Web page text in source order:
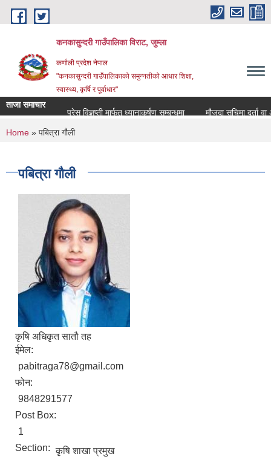
Skip to main content
कनकासुन्दरी गाउँपालिका विराट, जुम्ला
कर्णाली प्रदेश नेपाल
"कनकासुन्दरी गाउँपालिकाको समुन्नतीको आधार शिक्षा,
स्वास्थ्य, कृर्षि र पूर्वाधार"
ताजा समाचार
प्रेस विज्ञप्ती मार्फत ध्यानाकर्षण सम्बन्धमा
मौजुदा सुचिमा दर्ता वा
You are here
Home » पबित्रा गौली
पबित्रा गौली
कृषि अधिकृत सातौ तह
ईमेल:
pabitraga78@gmail.com
फोन:
9848291577
Post Box:
1
Section: कृषि शाखा प्रमुख